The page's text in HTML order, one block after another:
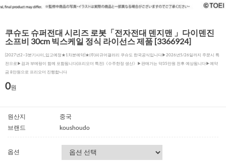
쿠슈도 슈퍼전대 시리즈 로봇「전자전대 덴지맨 」다이덴진
소프비 30cm 빅스케일 정식 라이선스 제품 [3366924]
[2027년2~3분기사이_입고예정★1차분예약]★(주)피규어갤러리 쿠슈도 한국공식입니다▶2026년5/26일까지 주문시 특
전으로▶검과 부메랑이 함께 포함됩니다(프리오더 특전)《수주한정 생산》▶판매가는 약35만원 전후 예상됩니다▶예약
금 8만원으로 프리오더 진행합니다
0원
원산지
중국
브랜드
koushoudo
옵션